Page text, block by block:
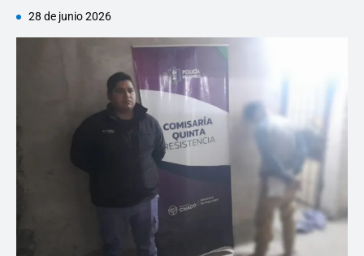
28 de junio 2026